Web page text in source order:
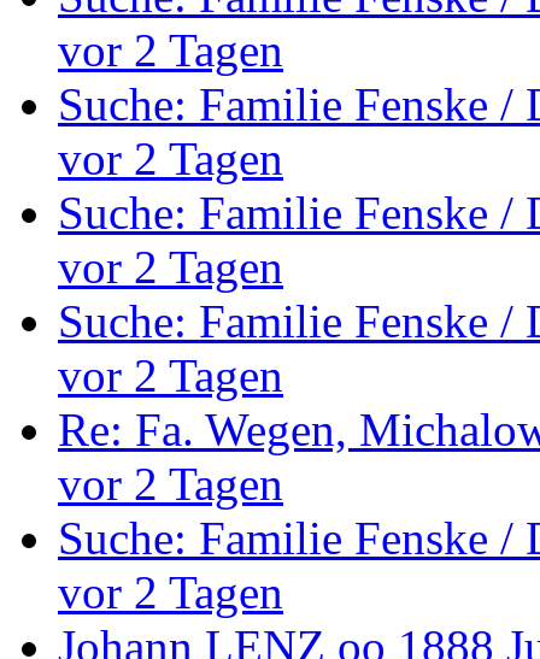
vor 2 Tagen
Suche: Familie Fenske
vor 2 Tagen
Suche: Familie Fenske
vor 2 Tagen
Suche: Familie Fenske
vor 2 Tagen
Re: Fa. Wegen,
vor 2 Tagen
Suche: Familie Fenske
vor 2 Tagen
Johann LENZ oo 1888